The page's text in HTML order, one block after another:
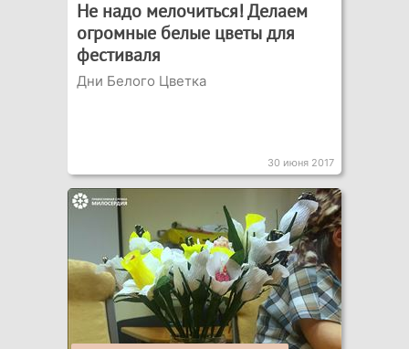
Не надо мелочиться! Делаем
огромные белые цветы для
фестиваля
Дни Белого Цветка
30 июня 2017